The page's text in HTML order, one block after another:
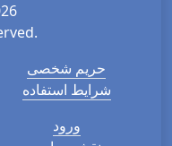
حریم شخصی
شرایط استفاده
ورود